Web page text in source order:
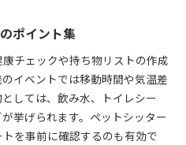
ポイント集
チェックや持ち物リストの作成
イベントでは移動時間や気温差
しては、飲み水、トイレシー
挙げられます。ペットシッター
を事前に確認するのも有効で